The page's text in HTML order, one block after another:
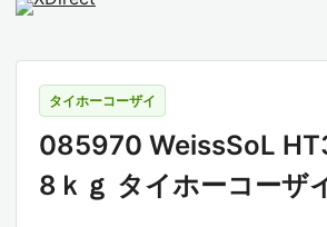
タイホーコーザイ
085970 WeissSoL
8ｋｇ タイホーコーザ